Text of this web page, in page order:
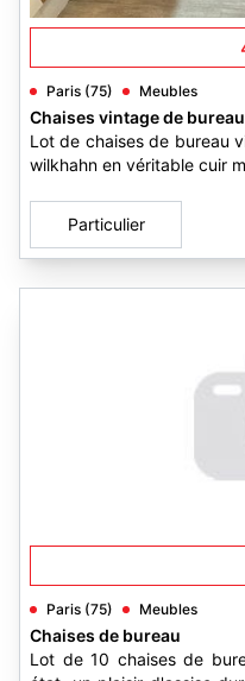
Paris (75) Meubles
Chaises vintage de bureau
Lot de chaises de bureau
wilkhahn en véritable cuir
Particulier
Paris (75) Meubles
Chaises de bureau
Lot de 10 chaises de